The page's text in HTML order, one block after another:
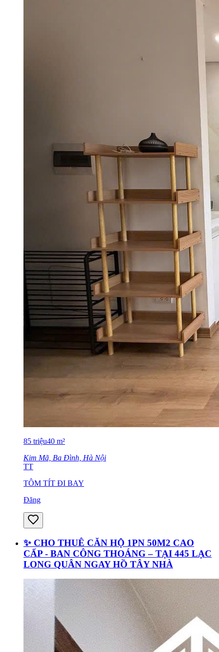
85 triệu40 m²
Kim Mã, Ba Đình, Hà Nội
TT
TÔM TÍT ĐI BAY
Đăng
✨ CHO THUÊ CĂN HỘ 1PN 50M2 CAO
CẤP - BAN CÔNG THOÁNG – TẠI 445 LẠC
LONG QUÂN NGAY HỒ TÂY NHÀ